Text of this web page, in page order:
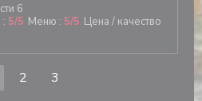
6
: 5/5 Меню : 5/5 Цена / качество
2 3